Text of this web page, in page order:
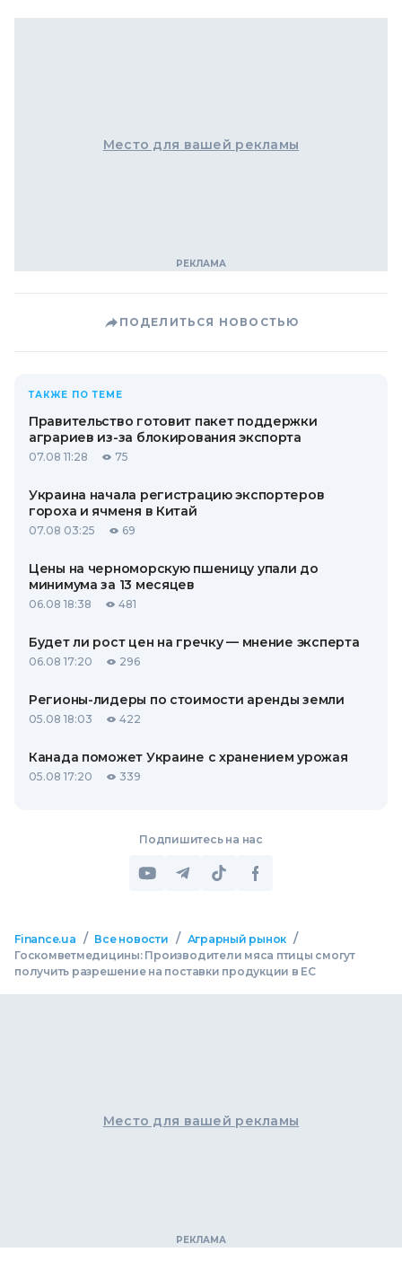
Место для вашей рекламы
ПОДЕЛИТЬСЯ НОВОСТЬЮ
ТАКЖЕ ПО ТЕМЕ
Правительство готовит пакет поддержки
аграриев из-за блокирования экспорта
07.08 11:28 75
Украина начала регистрацию экспортеров
гороха и ячменя в Китай
07.08 03:25 69
Цены на черноморскую пшеницу упали до
минимума за 13 месяцев
06.08 18:38 481
Будет ли рост цен на гречку — мнение эксперта
06.08 17:20 296
Регионы-лидеры по стоимости аренды земли
05.08 18:03 422
Канада поможет Украине с хранением урожая
05.08 17:20 339
Подпишитесь на нас
Finance.ua / Все новости / Аграрный рынок /
Госкомветмедицины: Производители мяса птицы смогут
получить разрешение на поставки продукции в ЕС
Место для вашей рекламы